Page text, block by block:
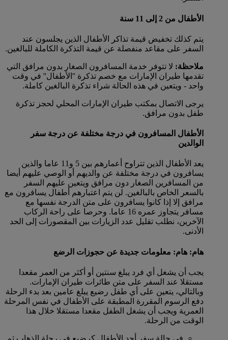
الأطفال من 2 إلى 11 سنة
يتم كذلك تخفيض قيمة تذاكر الأطفال الذين يجلسون عند
السفر على مقاعد منفصلة عن قيمة التذكرة الكاملة للبالغين.
ملاحظة: لا تتوفر خدمة المسافرون الصغار بدون مرافق التي
تقدمها طيران الإمارات مع خصم تذكرة ''الأطفال'' في وقت
واحد - ويتعين في هذه الحالة شراء تذكرة البالغين كاملة.
يرجى الاتصال بمكتب طيران الإمارات المحلي لحجز تذكرة
طفل بدون مرافق.
الأطفال المسافرون في درجة مختلفة عن درجة سفر
الوالدين
يعد الأطفال الذين تتراوح أعمارهم بين 5 و11 عاما والذين
يسافرون في درجة مختلفة عن والديهم أو الوصي عليهم أيضا
من المسافرين الصغار دون مرافق ويتعين عليهم السفر
بالسعر الخاص بالبالغين. لن يتم اعتبارهم أطفال يسافرون مع
مرافق إلا إذا كانوا يسافرون على متن الدرجة نفسها مع
مسافر يتجاوز عمره 16 عاما. وحرصا على راحة الركاب
الآخرين، نطلب تقليل عدد الزيارات بين المقصورات إلى الحد
الأدنى.
هام: هام: معلومات جديدة عن حجوزات الرضع
يجب أن يشغل أي فرد يبلغ سنتين أو أكثر من العمر مقعدا
مستقلا عند السفر على متن طائرات طيران الإمارات.
وبالتالي، يتعين على أي طفل رضيع يبلغ عامين بعد بدء الرحلة
دفع الرسوم المقررة المطبقة على الأطفال في نفس المرحلة
العمرية ويجب أن يشغل الطفل مقعدا مستقلا خلال هذا
الوقت من الرحلة.
في حالة سفر أحد الأطفال كرضيع في رحلة الذهاب ثم